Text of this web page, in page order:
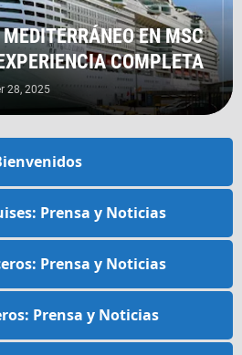
EN MSC
COMPLETA
28, 2025
Prensa y Noticias
Prensa y Noticias
Prensa y Noticias